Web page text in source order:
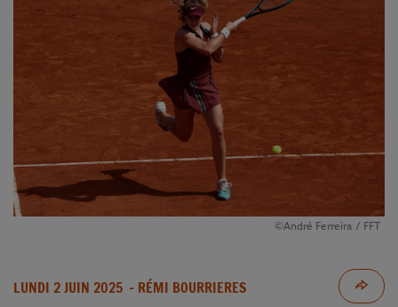
©André Ferreira / FFT
LUNDI 2 JUIN 2025 - RÉMI BOURRIERES